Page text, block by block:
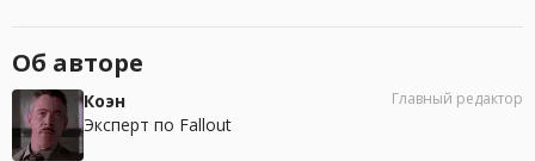
Об авторе
Коэн
Эксперт по Fallout
Главный редактор